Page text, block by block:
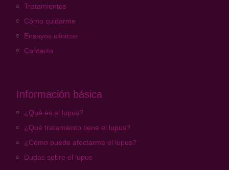
Tratamientos
Cómo cuidarme
Ensayos clínicos
Contacto
Información básica
¿Qué es el lupus?
¿Qué tratamiento tiene el lupus?
¿Cómo puede afectarme el lupus?
Dudas sobre el lupus